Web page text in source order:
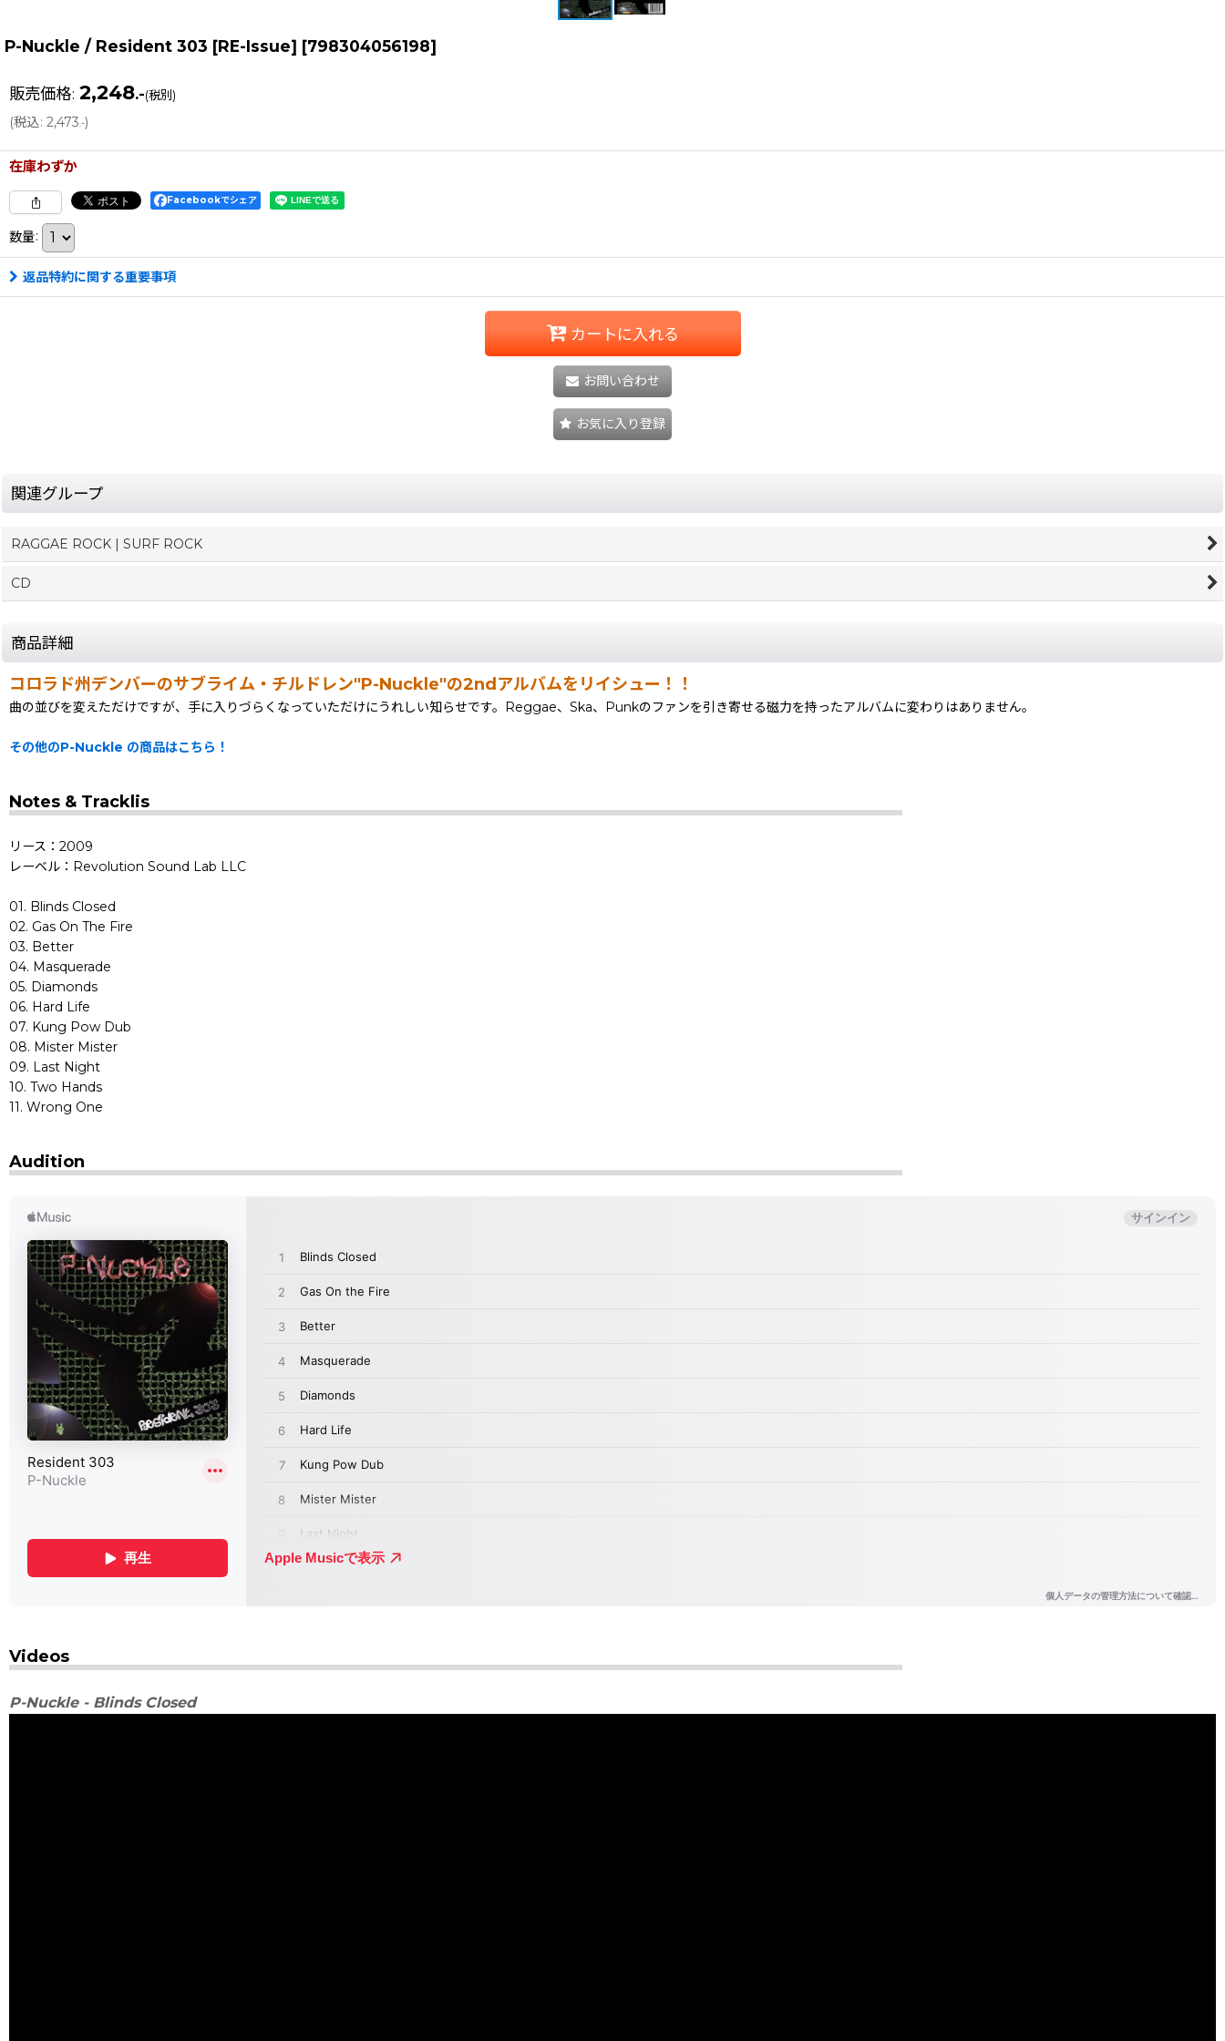
P-Nuckle / Resident 303 [RE-Issue] [798304056198]
販売価格: 2,248.-(税別)
(税込: 2,473.-)
在庫わずか
Facebookでシェア
数量:
返品特約に関する重要事項
カートに入れる
お問い合わせ
お気に入り登録
関連グループ
RAGGAE ROCK | SURF ROCK
CD
商品詳細
コロラド州デンバーのサブライム・チルドレン"P-Nuckle"の2ndアルバムをリイシュー！！
曲の並びを変えただけですが、手に入りづらくなっていただけにうれしい知らせです。Reggae、Ska、Punkのファンを引き寄せる磁力を持ったアルバムに変わりはありません。
その他のP-Nuckle の商品はこちら！
Notes & Tracklis
リース：2009
レーベル：Revolution Sound Lab LLC
01. Blinds Closed
02. Gas On The Fire
03. Better
04. Masquerade
05. Diamonds
06. Hard Life
07. Kung Pow Dub
08. Mister Mister
09. Last Night
10. Two Hands
11. Wrong One
Audition
Videos
P-Nuckle - Blinds Closed